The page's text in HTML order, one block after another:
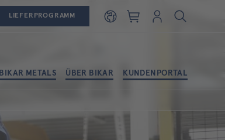
LIEFERPROGRAMM Warenkorb
Login
BIKAR METALS ÜBER BIKAR KUNDENPORTAL